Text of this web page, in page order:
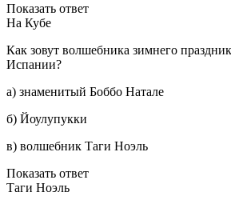
Показать ответ
На Кубе
Как зовут волшебника зимнего
Испании?
а) знаменитый Боббо Натале
б) Йоулупукки
в) волшебник Таги Ноэль
Показать ответ
Таги Ноэль